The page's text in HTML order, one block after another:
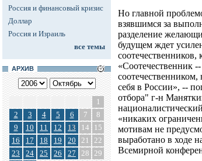
Россия и финансовый кризис
Доллар
Россия и Израиль
все темы
АРХИВ
1
2
3 4 5 6 7
8
9
10 11 12 13 14
15
16
17 18 19 20 21
22
23
24 25 26 27 28 29
Но главной
взявшимся за
разделение
будущем ждет
«Соотечественник
соотечественником,
себя в России», --
отбора" г-н
«никаких
мотивам не
выработано в ходе
Всемирной